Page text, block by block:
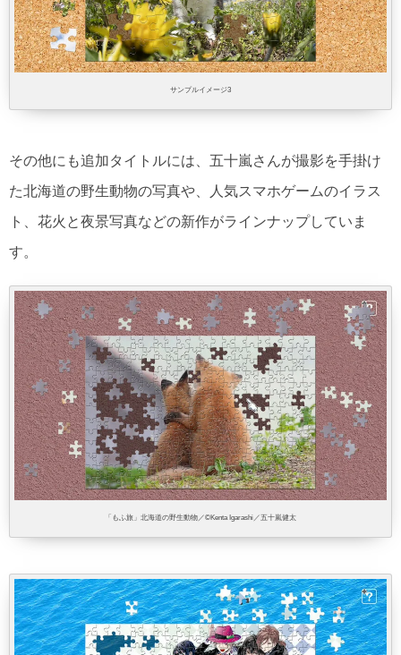
サンプルイメージ3
その他にも追加タイトルには、五十嵐さんが撮影を手掛け
た北海道の野生動物の写真や、人気スマホゲームのイラス
ト、花火と夜景写真などの新作がラインナップしていま
す。
「もふ旅」北海道の野生動物／©Kenta Igarashi／五十嵐健太